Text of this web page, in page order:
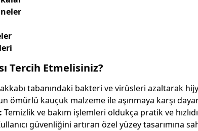
Tercih Etmelisiniz?
tabanındaki bakteri ve virüsleri azaltarak
ömürlü kauçuk malzeme ile aşınmaya karşı
Temizlik ve bakım işlemleri oldukça pratik ve
güvenliğini artıran özel yüzey tasarımına